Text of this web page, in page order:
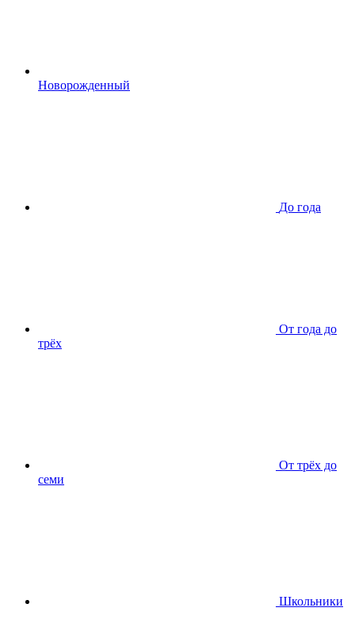
Новорожденный
До года
От года до
трёх
От трёх до
семи
Школьники